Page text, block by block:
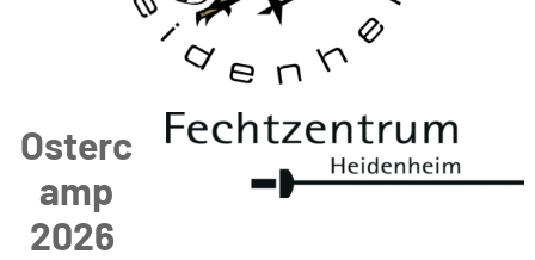
Osterc
amp
2026